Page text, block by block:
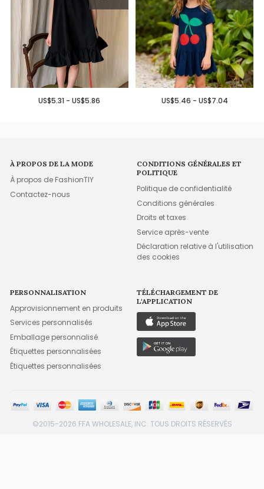
US$5.31 - US$5.86 US$5.46 - US$7.04
À PROPOS DE LA MODE
À propos de FashionTIY
Contactez-nous
CONDITIONS GÉNÉRALES ET
POLITIQUE
Politique de confidentialité
Conditions générales
Droits et taxes
Service après-vente
Déclaration relative à l'utilisation
des cookies
PERSONNALISATION
Approvisionnement en produits
Services personnalisés
Emballage personnalisé
Étiquettes personnalisées
Étiquettes personnalisées
TÉLÉCHARGEMENT DE
L'APPLICATION
©2015-2026 FFA WHOLESALE, INC. TOUS DROITS RÉSERVÉS